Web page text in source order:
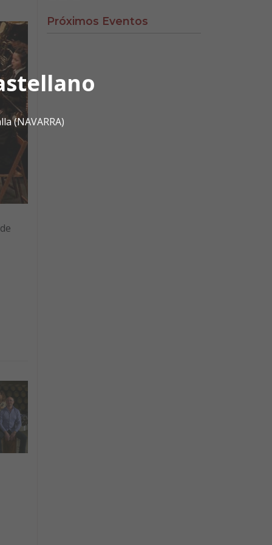
(NAVARRA)
Próximos Eventos